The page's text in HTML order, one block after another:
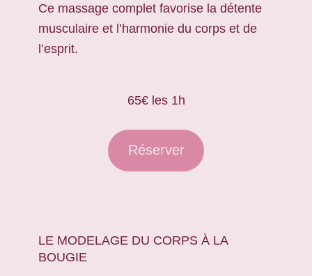
Ce massage complet favorise la détente
musculaire et l’harmonie du corps et de
l’esprit.
65€ les 1h
Réserver
LE MODELAGE DU CORPS À LA
BOUGIE